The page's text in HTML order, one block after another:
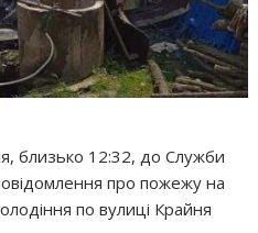
близько 12:32, до Служби
про пожежу на
по вулиці Крайня